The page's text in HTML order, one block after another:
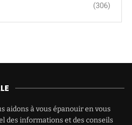
(306)
aidons à vous épanouir en vous
des informations et des conseils